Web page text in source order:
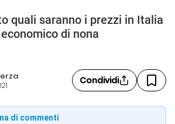
quali saranno i prezzi in Italia
di nona
Condividi
di commenti